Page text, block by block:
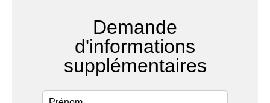
Demande
d'informations
supplémentaires